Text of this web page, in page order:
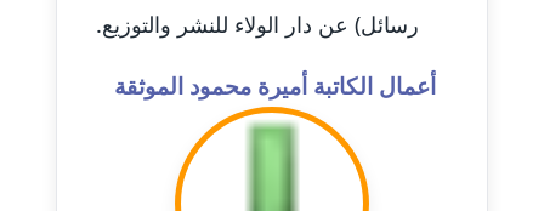
مدونة أشرف القط
عاملة
مدونة اشرف الكرم
مدونة اشرف النجار
رسائل) عن دار الولاء للنشر والتوزيع.
أعمال الكاتبة أميرة محمود الموثقة